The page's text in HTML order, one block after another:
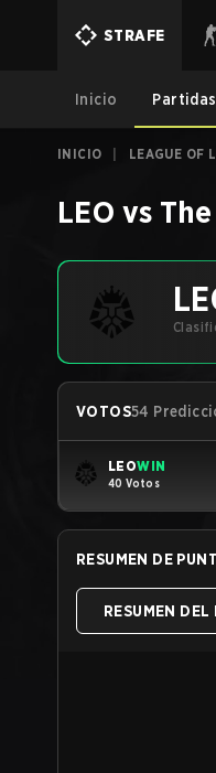
STRAFE
Inicio Partidas
INICIO LEAGUE OF
LEO vs
VOTOS54
LEOWIN
40 Votos
RESUMEN DE
RESUMEN DEL